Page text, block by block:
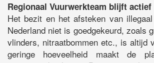
Regionaal Vuurwerkteam blijft actief
Het bezit en het afsteken van
Nederland niet is goedgekeurd, zoals
vlinders, nitraatbommen etc., is altijd
geringe hoeveelheid maakt de